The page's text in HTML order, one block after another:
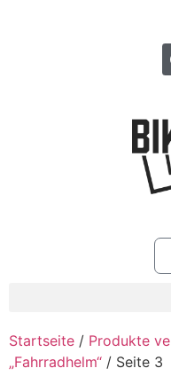
Startseite / Produkte
„Fahrradhelm“ / Seite 3